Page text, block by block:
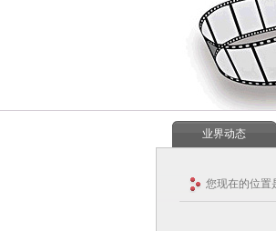
业界动态
您现在的位置